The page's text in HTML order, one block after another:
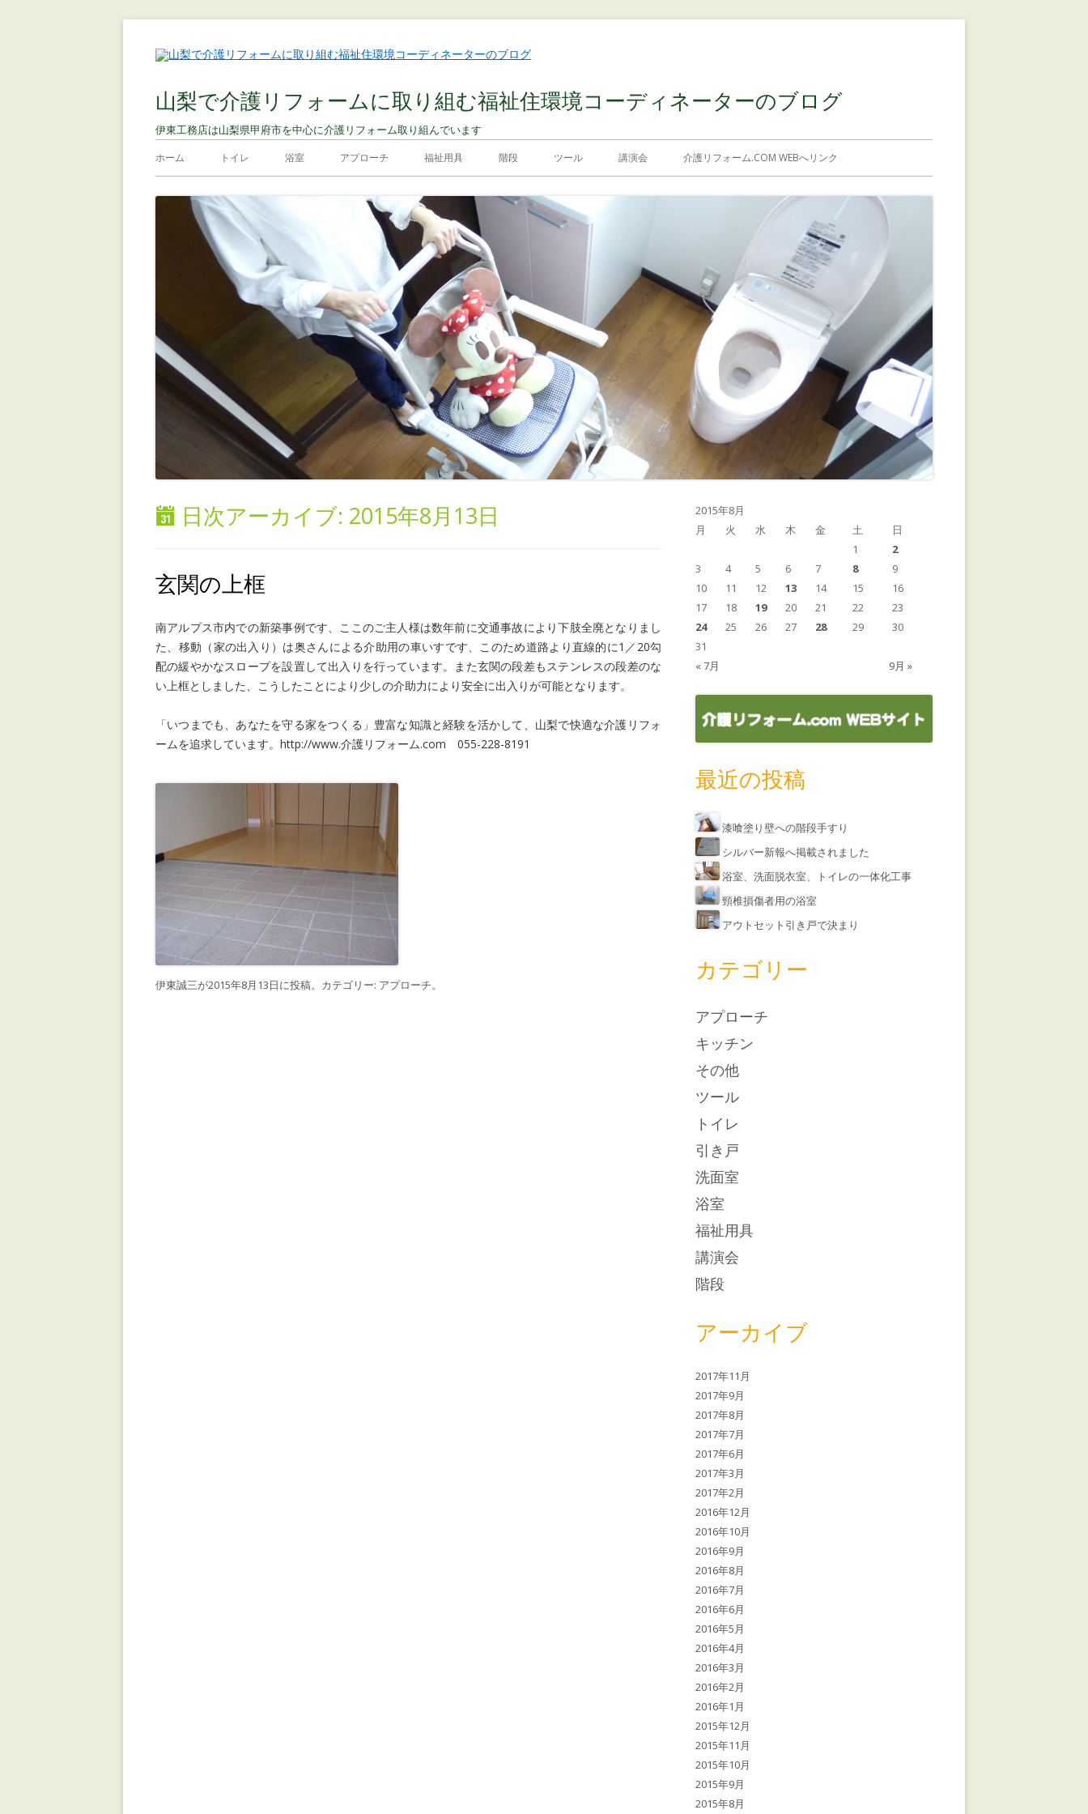
山梨で介護リフォームに取り組む福祉住環境コーディネーターのブログ
伊東工務店は山梨県甲府市を中心に介護リフォーム取り組んでいます
ホーム トイレ 浴室 アプローチ 福祉用具 階段 ツール 講演会 介護リフォーム.COM WEBへリンク
日次アーカイブ: 2015年8月13日
玄関の上框
南アルプス市内での新築事例です、ここのご主人様は数年前に交通事故により下肢全廃となりまし
た、移動（家の出入り）は奥さんによる介助用の車いすです、このため道路より直線的に1／20勾
配の緩やかなスロープを設置して出入りを行っています。また玄関の段差もステンレスの段差のな
い上框としました、こうしたことにより少しの介助力により安全に出入りが可能となります。
「いつまでも、あなたを守る家をつくる」豊富な知識と経験を活かして、山梨で快適な介護リフォ
ームを追求しています。http://www.介護リフォーム.com 055-228-8191
伊東誠三が2015年8月13日に投稿。カテゴリー: アプローチ。
2015年8月
月
火 水 木 金 土 日
« 7月 9月 »
1
2
3
4 5 6 7 8
9
10
11 12 13 14 15
16
17
18 19 20 21 22
23
24
25 26 27 28 29
30
31
最近の投稿
漆喰塗り壁への階段手すり
シルバー新報へ掲載されました
浴室、洗面脱衣室、トイレの一体化工事
頸椎損傷者用の浴室
アウトセット引き戸で決まり
カテゴリー
アプローチ
キッチン
その他
ツール
トイレ
引き戸
洗面室
浴室
福祉用具
講演会
階段
アーカイブ
2017年11月
2017年9月
2017年8月
2017年7月
2017年6月
2017年3月
2017年2月
2016年12月
2016年10月
2016年9月
2016年8月
2016年7月
2016年6月
2016年5月
2016年4月
2016年3月
2016年2月
2016年1月
2015年12月
2015年11月
2015年10月
2015年9月
2015年8月